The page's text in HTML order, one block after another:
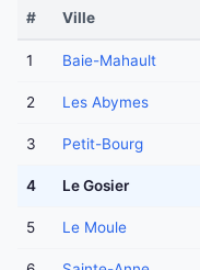
# Ville
1 Baie-Mahault
2 Les Abymes
3 Petit-Bourg
4 Le Gosier
5 Le Moule